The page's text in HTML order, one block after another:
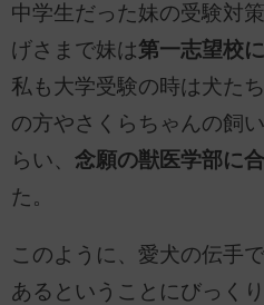
中学生だった妹の受験対
げさまで妹は第一志望校
私も大学受験の時は犬た
の方やさくらちゃんの飼
らい、 念願の獣医学部に
た。
このように、愛犬の伝手
あるということにびっく